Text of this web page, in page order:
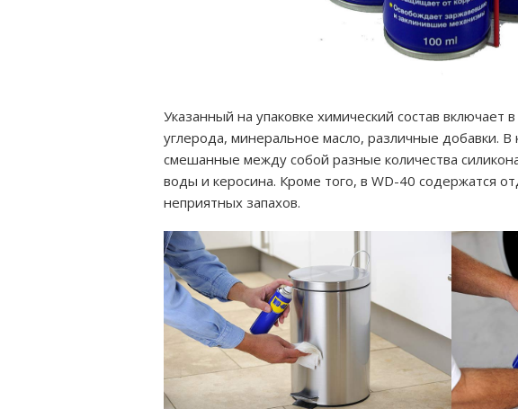
Указанный на упаковке химический состав включает
углерода, минеральное масло, различные добавки. В
смешанные между собой разные количества
воды и керосина. Кроме того, в WD-40 содержатся
неприятных запахов.